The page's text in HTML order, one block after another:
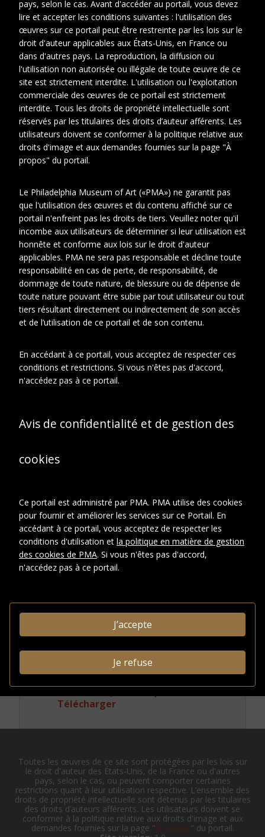
Date
1930-1930
Cotes
extremes
DUC 37
À propos de cet objet En relation
CONTEXTE D'ARCHIVAGE
Fonds ou collection:
Sous-fonds:
Sous-fonds Suzanne Duchamp
Type de
document
Photographies
CRÉDITS PHOTOGRAPHIQUES ET
DROITS
INFORMATIONS
ADMINISTRATIVES
Identifiant système:
Télécharger
Toutes les œuvres de ce site sont protégées par les lois sur
le droit d'auteur des États-Unis, de la France ou d'autres
pays, selon le cas, ou peuvent comporter certaines
restrictions quant à leur utilisation respective. L’ensemble des
droits de propriété intellectuelle sont détenus par les titulaires
des droits d’auteurs afférents. Les utilisateurs doivent se
conformer à la politique relative aux droits d'image et aux
demandes fournies sur la page "À propos" du portail.
pays, selon le cas. Avant d'accéder au portail, vous devez
lire et accepter les conditions suivantes : l'utilisation des
œuvres sur ce portail peut être restreinte par les lois sur le
droit d'auteur applicables aux États-Unis, en France ou
dans d'autres pays. La reproduction, la diffusion ou
l'utilisation non autorisée ou illégale de toute œuvre de ce
site est strictement interdite. L'utilisation ou l'exploitation
commerciale des œuvres de ce portail est strictement
interdite. Tous les droits de propriété intellectuelle sont
réservés par les titulaires des droits d’auteur afférents. Les
utilisateurs doivent se conformer à la politique relative aux
droits d'image et aux demandes fournies sur la page "À
propos" du portail.
Le Philadelphia Museum of Art («PMA») ne garantit pas
que l'utilisation des œuvres et du contenu affiché sur ce
portail n'enfreint pas les droits de tiers. Veuillez noter qu'il
incombe aux utilisateurs de déterminer si leur utilisation est
honnête et conforme aux lois sur le droit d'auteur
applicables. PMA ne sera pas responsable et décline toute
responsabilité en cas de perte, de responsabilité, de
dommage de toute nature, de blessure ou de dépense de
toute nature pouvant être subie par tout utilisateur ou tout
tiers résultant directement ou indirectement de son accès
et de l’utilisation de ce portail et de son contenu.
En accédant à ce portail, vous acceptez de respecter ces
conditions et restrictions. Si vous n'êtes pas d'accord,
n'accédez pas à ce portail.
Avis de confidentialité et de gestion des
cookies
Ce portail est administré par PMA. PMA utilise des cookies
pour fournir et améliorer les services sur ce Portail. En
accédant à ce portail, vous acceptez de respecter les
conditions d'utilisation et la politique en matière de gestion
des cookies de PMA. Si vous n'êtes pas d'accord,
n'accédez pas à ce portail.
J’accepte
Je refuse